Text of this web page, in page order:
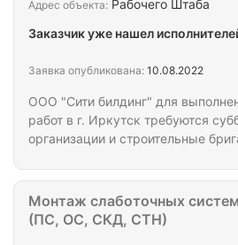
ООО "Сити билдинг" для
работ в г. Иркутск требуются
организации и строительные
Адрес объекта: Рабочего Штаба
Заказчик уже нашел
Заявка опубликована: 10.08.2022
Монтаж слаботочных систем
(ПС, ОС, СКД, СТН)